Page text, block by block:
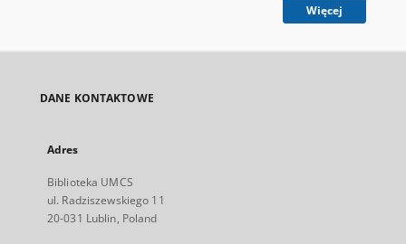
Więcej
DANE KONTAKTOWE
Adres
Biblioteka UMCS
ul. Radziszewskiego 11
20-031 Lublin, Poland